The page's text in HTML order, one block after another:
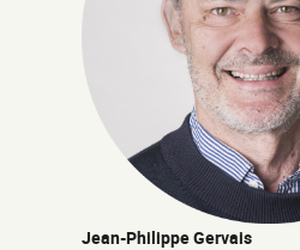
Jean-Philippe Gervais